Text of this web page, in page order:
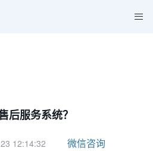
后服务系统？
12:14:32 微信咨询